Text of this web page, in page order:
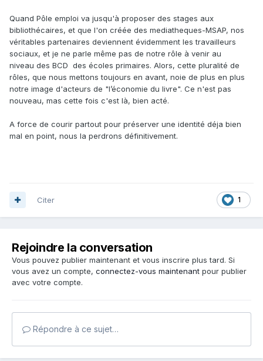
Quand Pôle emploi va jusqu'à proposer des stages aux
bibliothécaires, et que l'on créée des mediatheques-MSAP, nos
véritables partenaires deviennent évidemment les travailleurs
sociaux, et je ne parle même pas de notre rôle à venir au
niveau des BCD des écoles primaires. Alors, cette pluralité de
rôles, que nous mettons toujours en avant, noie de plus en plus
notre image d'acteurs de "l’économie du livre". Ce n'est pas
nouveau, mas cette fois c'est là, bien acté.
A force de courir partout pour préserver une identité déja bien
mal en point, nous la perdrons définitivement.
1
Citer
Rejoindre la conversation
Vous pouvez publier maintenant et vous inscrire plus tard. Si
vous avez un compte, connectez-vous maintenant pour publier
avec votre compte.
Répondre à ce sujet…